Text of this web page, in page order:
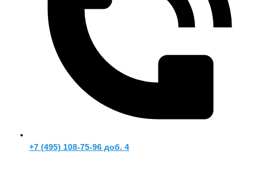
+7 (495) 108-75-96 доб. 4